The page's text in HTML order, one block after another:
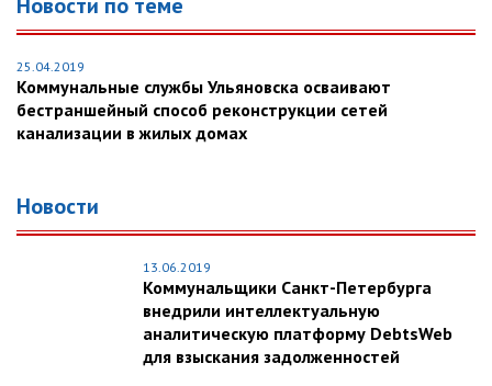
Новости по теме
25.04.2019
Коммунальные службы Ульяновска осваивают
бестраншейный способ реконструкции сетей
канализации в жилых домах
Новости
13.06.2019
Коммунальщики Санкт-Петербурга
внедрили интеллектуальную
аналитическую платформу DebtsWeb
для взыскания задолженностей